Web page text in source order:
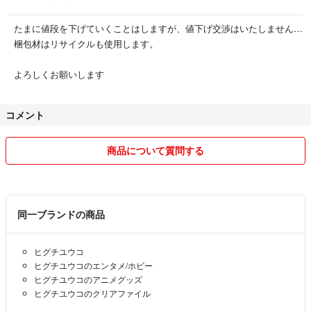
たまに値段を下げていくことはしますが、値下げ交渉はいたしません…
梱包材はリサイクルも使用します。
よろしくお願いします
コメント
商品について質問する
同一ブランドの商品
ヒグチユウコ
ヒグチユウコのエンタメ/ホビー
ヒグチユウコのアニメグッズ
ヒグチユウコのクリアファイル